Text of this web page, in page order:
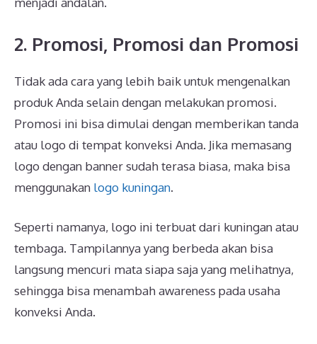
2. Promosi, Promosi dan Promosi
Tidak ada cara yang lebih baik untuk mengenalkan
produk Anda selain dengan melakukan promosi.
Promosi ini bisa dimulai dengan memberikan tanda
atau logo di tempat konveksi Anda. Jika memasang
logo dengan banner sudah terasa biasa, maka bisa
menggunakan logo kuningan.
Seperti namanya, logo ini terbuat dari kuningan atau
tembaga. Tampilannya yang berbeda akan bisa
langsung mencuri mata siapa saja yang melihatnya,
sehingga bisa menambah awareness pada usaha
konveksi Anda.